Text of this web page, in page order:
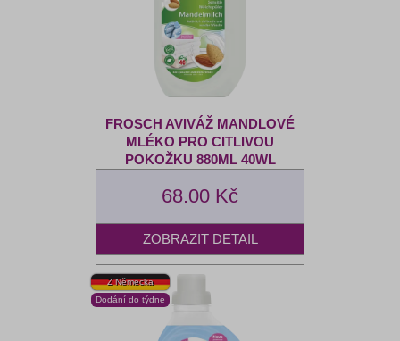
FROSCH AVIVÁŽ MANDLOVÉ
MLÉKO PRO CITLIVOU
POKOŽKU 880ML 40WL
68.00 Kč